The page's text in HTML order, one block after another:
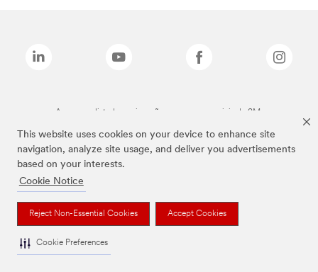
This website uses cookies on your device to enhance site
navigation, analyze site usage, and deliver you advertisements
based on your interests.
Cookie Notice
Reject Non-Essential Cookies Accept Cookies
Cookie Preferences
As marcas listadas a cima são marcas comerciais da 3M.